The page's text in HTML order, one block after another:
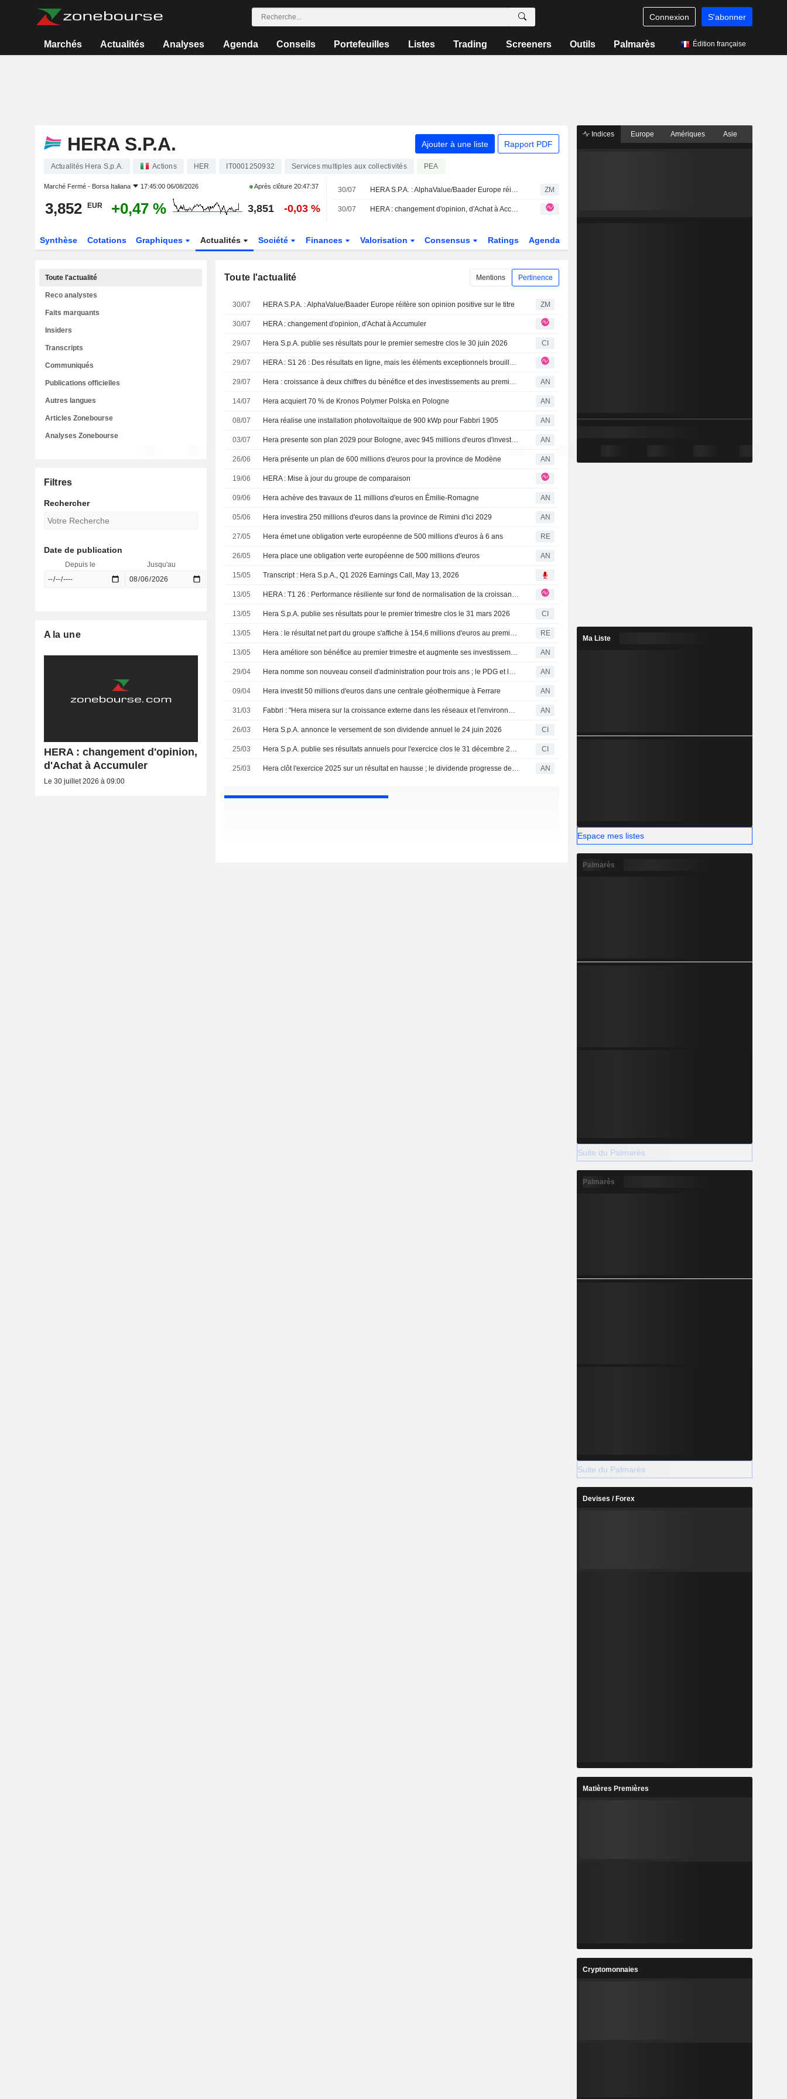
Connexion S'abonner
Marchés Actualités Analyses Agenda Conseils Portefeuilles Listes Trading Screeners Outils Palmarès Édition française
HERA S.P.A. Ajouter à une liste Rapport PDF
Actualités Hera S.p.A. Actions HER IT0001250932 Services multiples aux collectivités PEA
Marché Fermé - Borsa Italiana 17:45:00 06/08/2026 Après clôture 20:47:37
3,852 EUR +0,47 % 3,851 -0,03 %
30/07 HERA S.P.A. : AlphaValue/Baader Europe réitère son opinion positive sur le titre ZM
30/07 HERA : changement d'opinion, d'Achat à Accumuler
Synthèse Cotations Graphiques Actualités Société Finances Valorisation Consensus Ratings Agenda
Toute l'actualité Mentions Pertinence
30/07 HERA S.P.A. : AlphaValue/Baader Europe réitère son opinion positive sur le titre ZM
30/07 HERA : changement d'opinion, d'Achat à Accumuler
29/07 Hera S.p.A. publie ses résultats pour le premier semestre clos le 30 juin 2026 CI
29/07 HERA : S1 26 : Des résultats en ligne, mais les éléments exceptionnels brouillent la comparabilité
29/07 Hera : croissance à deux chiffres du bénéfice et des investissements au premier semestre AN
14/07 Hera acquiert 70 % de Kronos Polymer Polska en Pologne AN
08/07 Hera réalise une installation photovoltaïque de 900 kWp pour Fabbri 1905 AN
03/07 Hera presente son plan 2029 pour Bologne, avec 945 millions d'euros d'investissements AN
26/06 Hera présente un plan de 600 millions d'euros pour la province de Modène AN
19/06 HERA : Mise à jour du groupe de comparaison
09/06 Hera achève des travaux de 11 millions d'euros en Émilie-Romagne AN
05/06 Hera investira 250 millions d'euros dans la province de Rimini d'ici 2029 AN
27/05 Hera émet une obligation verte européenne de 500 millions d'euros à 6 ans RE
26/05 Hera place une obligation verte européenne de 500 millions d'euros AN
15/05 Transcript : Hera S.p.A., Q1 2026 Earnings Call, May 13, 2026
13/05 HERA : T1 26 : Performance résiliente sur fond de normalisation de la croissance organique
13/05 Hera S.p.A. publie ses résultats pour le premier trimestre clos le 31 mars 2026 CI
13/05 Hera : le résultat net part du groupe s'affiche à 154,6 millions d'euros au premier trimestre, en hausse de 0,6% RE
13/05 Hera améliore son bénéfice au premier trimestre et augmente ses investissements de 24% AN
29/04 Hera nomme son nouveau conseil d'administration pour trois ans ; le PDG et le président reconduits AN
09/04 Hera investit 50 millions d'euros dans une centrale géothermique à Ferrare AN
31/03 Fabbri : "Hera misera sur la croissance externe dans les réseaux et l'environnement" AN
26/03 Hera S.p.A. annonce le versement de son dividende annuel le 24 juin 2026 CI
25/03 Hera S.p.A. publie ses résultats annuels pour l'exercice clos le 31 décembre 2025 CI
25/03 Hera clôt l'exercice 2025 sur un résultat en hausse ; le dividende progresse de 7% AN
Toute l'actualité
Reco analystes
Faits marquants
Insiders
Transcripts
Communiqués
Publications officielles
Autres langues
Articles Zonebourse
Analyses Zonebourse
Filtres
Rechercher
Date de publication
Depuis le Jusqu'au
A la une
HERA : changement d'opinion,
d'Achat à Accumuler
Le 30 juillet 2026 à 09:00
Indices Europe Amériques Asie
Ma Liste
Espace mes listes
Palmarès
Suite du Palmarès
Palmarès
Suite du Palmarès
Devises / Forex
Matières Premières
Cryptomonnaies